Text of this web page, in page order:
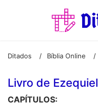
Ditados / Bíblia Online /
Livro de Ezequiel
CAPÍTULOS: